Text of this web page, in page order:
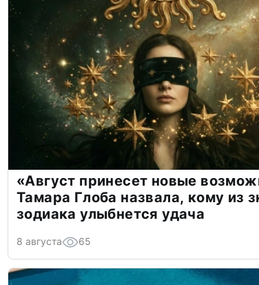
«Август принесет новые
Тамара Глоба назвала, кому из
зодиака улыбнется удача
8 августа 65